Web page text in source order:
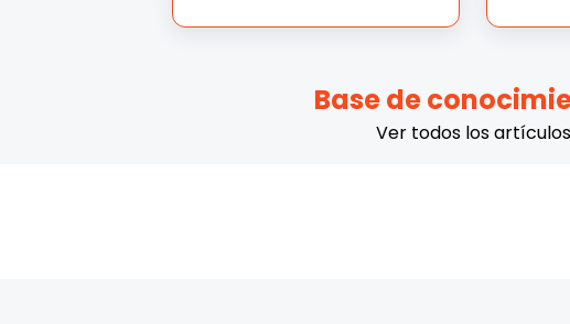
conocimientos
Base de
Ver todos los artículos